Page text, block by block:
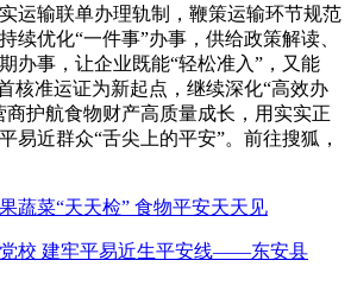
运输联单办理轨制，鞭策运输环节规范
续优化“一件事”办事，供给政策解读、
办事，让企业既能“轻松准入”，又能
核准运证为新起点，继续深化“高效办
商护航食物财产高质量成长，用实实正
易近群众“舌尖上的平安”。前往搜狐，
蔬菜“天天检” 食物平安天天见
校 建牢平易近生平安线——东安县